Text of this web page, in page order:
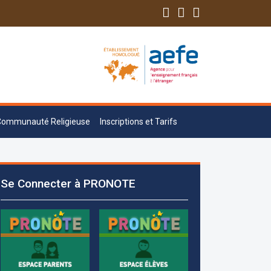
Religieuse Inscriptions et Tarifs
Se Connecter à PRONOTE
Les demandes d'inscription pour l'année
direction de l'établissement selon des
rendez-vous fixés à l’avance.
+961 25 601 171
+961 25 601 172
+961 3 669 641